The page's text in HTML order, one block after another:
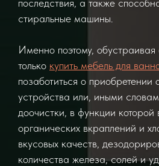
последствия, а также
стиральные машины.
Именно поэтому,
только купить мебель для
позаботиться о приобретении
устройства или, иными
доочистки, в функции которой
органических вкраплений и
вкусовых качеств,
количества железа, солей и